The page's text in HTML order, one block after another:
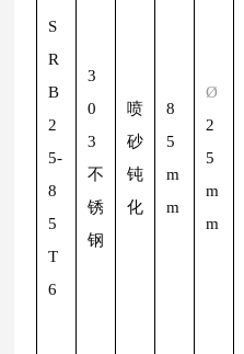
S
R
B
2
5-
8
5
T
6
3
0
3
不
锈
钢
喷
砂
钝
化
8
5
m
m
Ø
2
5
m
m